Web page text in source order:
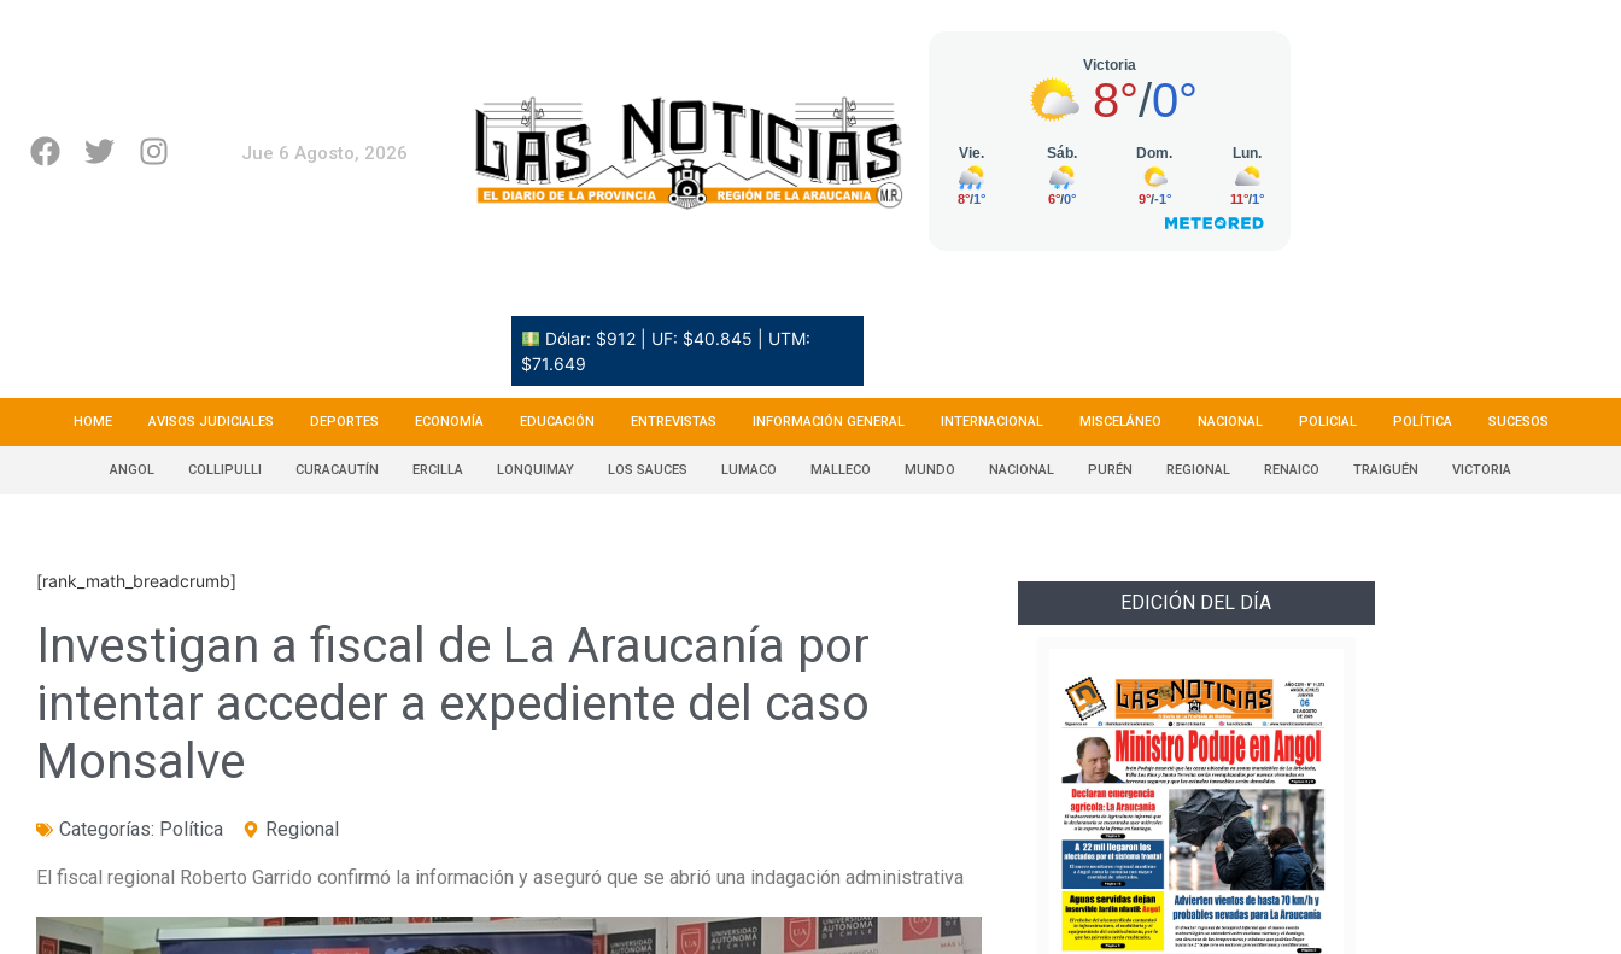
Jue 6 Agosto, 2026
Dólar: $912 | UF: $40.845 | UTM:
$71.649
HOME AVISOS JUDICIALES DEPORTES ECONOMÍA EDUCACIÓN ENTREVISTAS INFORMACIÓN GENERAL INTERNACIONAL MISCELÁNEO NACIONAL POLICIAL POLÍTICA SUCESOS
ANGOL COLLIPULLI CURACAUTÍN ERCILLA LONQUIMAY LOS SAUCES LUMACO MALLECO MUNDO NACIONAL PURÉN REGIONAL RENAICO TRAIGUÉN VICTORIA
[rank_math_breadcrumb]
Investigan a fiscal de La Araucanía por
intentar acceder a expediente del caso
Monsalve
Categorías: Política Regional
El fiscal regional Roberto Garrido confirmó la información y aseguró que se abrió una indagación administrativa
EDICIÓN DEL DÍA